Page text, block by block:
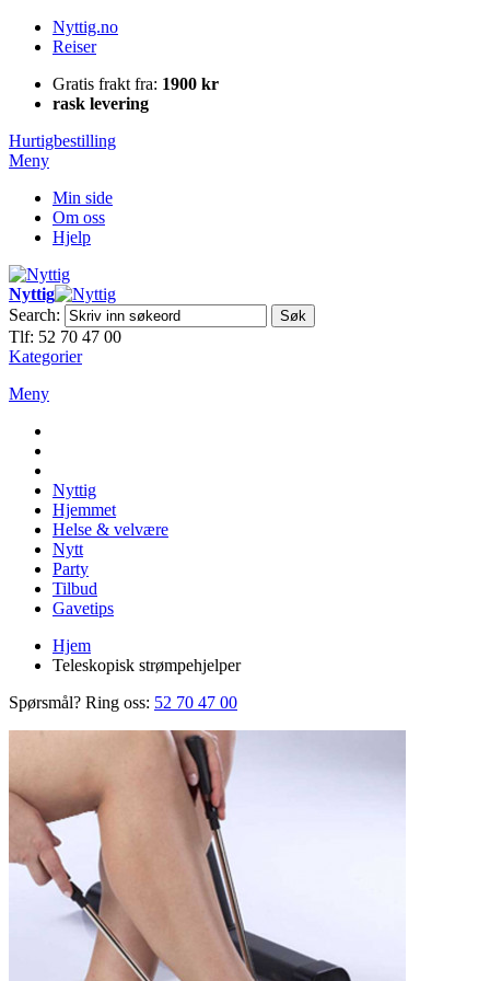
Nyttig.no
Reiser
Gratis frakt fra: 1900 kr
rask levering
Hurtigbestilling
Meny
Min side
Om oss
Hjelp
Nyttig
Search:
Søk
Tlf: 52 70 47 00
Kategorier
Meny
Nyttig
Hjemmet
Helse & velvære
Nytt
Party
Tilbud
Gavetips
Hjem
Teleskopisk strømpehjelper
Spørsmål? Ring oss: 52 70 47 00